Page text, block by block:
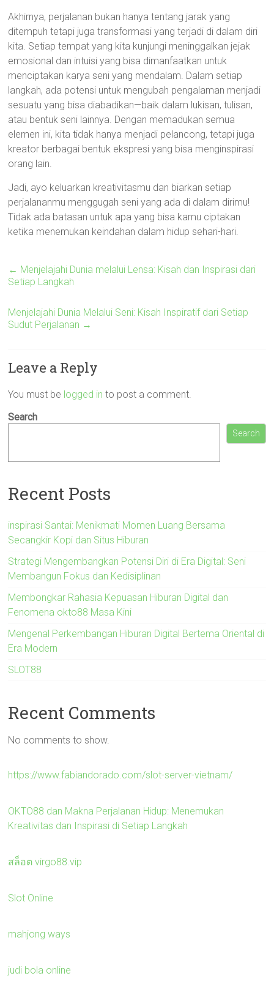
Akhirnya, perjalanan bukan hanya tentang jarak yang
ditempuh tetapi juga transformasi yang terjadi di dalam diri
kita. Setiap tempat yang kita kunjungi meninggalkan jejak
emosional dan intuisi yang bisa dimanfaatkan untuk
menciptakan karya seni yang mendalam. Dalam setiap
langkah, ada potensi untuk mengubah pengalaman menjadi
sesuatu yang bisa diabadikan—baik dalam lukisan, tulisan,
atau bentuk seni lainnya. Dengan memadukan semua
elemen ini, kita tidak hanya menjadi pelancong, tetapi juga
kreator berbagai bentuk ekspresi yang bisa menginspirasi
orang lain.
Jadi, ayo keluarkan kreativitasmu dan biarkan setiap
perjalananmu menggugah seni yang ada di dalam dirimu!
Tidak ada batasan untuk apa yang bisa kamu ciptakan
ketika menemukan keindahan dalam hidup sehari-hari.
← Menjelajahi Dunia melalui Lensa: Kisah dan Inspirasi dari
Setiap Langkah
Menjelajahi Dunia Melalui Seni: Kisah Inspiratif dari Setiap
Sudut Perjalanan →
Leave a Reply
You must be logged in to post a comment.
Search
Search
Recent Posts
inspirasi Santai: Menikmati Momen Luang Bersama
Secangkir Kopi dan Situs Hiburan
Strategi Mengembangkan Potensi Diri di Era Digital: Seni
Membangun Fokus dan Kedisiplinan
Membongkar Rahasia Kepuasan Hiburan Digital dan
Fenomena okto88 Masa Kini
Mengenal Perkembangan Hiburan Digital Bertema Oriental di
Era Modern
SLOT88
Recent Comments
No comments to show.
https://www.fabiandorado.com/slot-server-vietnam/
OKTO88 dan Makna Perjalanan Hidup: Menemukan
Kreativitas dan Inspirasi di Setiap Langkah
สล็อต virgo88.vip
Slot Online
mahjong ways
judi bola online